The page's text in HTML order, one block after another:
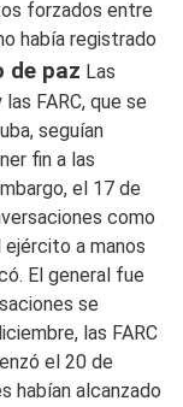
forzados entre
había registrado
de paz Las
FARC, que se
seguían
fin a las
el 17 de
como
a manos
El general fue
se
las FARC
el 20 de
habían alcanzado